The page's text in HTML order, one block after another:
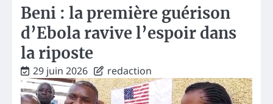
Beni : la première guérison
d’Ebola ravive l’espoir dans
la riposte
29 juin 2026 redaction